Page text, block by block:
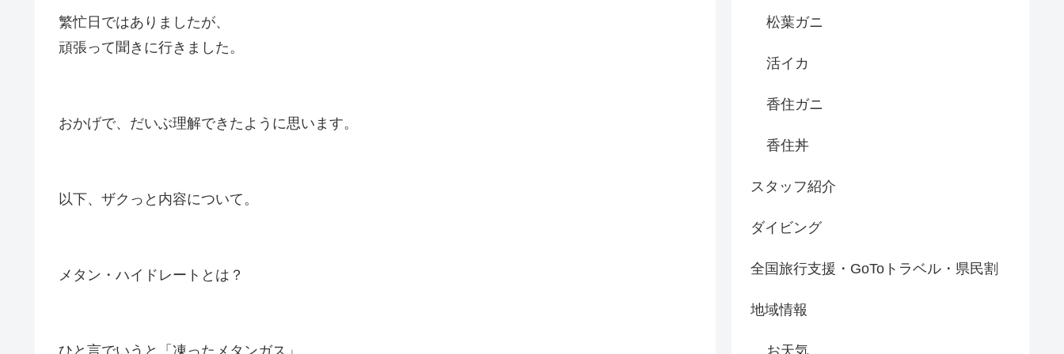
繁忙日ではありましたが、
頑張って聞きに行きました。
おかげで、だいぶ理解できたように思います。
以下、ザクっと内容について。
メタン・ハイドレートとは？
松葉ガニ
活イカ
香住ガニ
香住丼
スタッフ紹介
ダイビング
全国旅行支援・GoToトラベル・県民割
地域情報
お天気